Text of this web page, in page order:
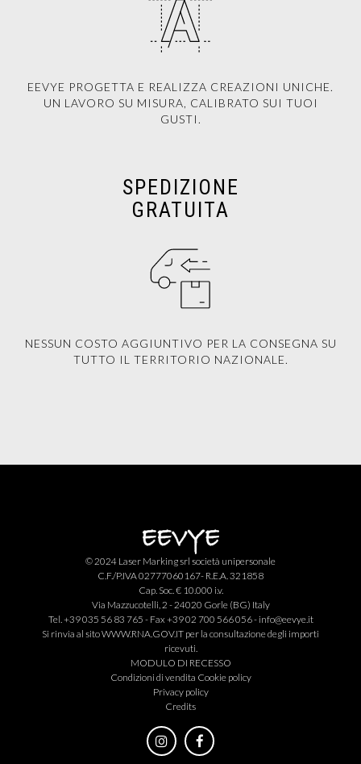
EEVYE PROGETTA E REALIZZA CREAZIONI UNICHE.
UN LAVORO SU MISURA, CALIBRATO SUI TUOI
GUSTI.
SPEDIZIONE
GRATUITA
NESSUN COSTO AGGIUNTIVO PER LA CONSEGNA SU
TUTTO IL TERRITORIO NAZIONALE.
© 2024 Laser Marking srl società unipersonale
C.F./P.IVA 02777060167- R.E.A. 321858
Cap. Soc. € 10.000 i.v.
Via Mazzucotelli, 2 - 24020 Gorle (BG) Italy
Tel. +39 035 56 83 765 - Fax +39 02 700 566 056 - info@eevye.it
Si rinvia al sitoWWW.RNA.GOV.IT per la consultazione degli importi
ricevuti.
MODULO DI RECESSO
Condizioni di vendita Cookie policy
Privacy policy
Credits